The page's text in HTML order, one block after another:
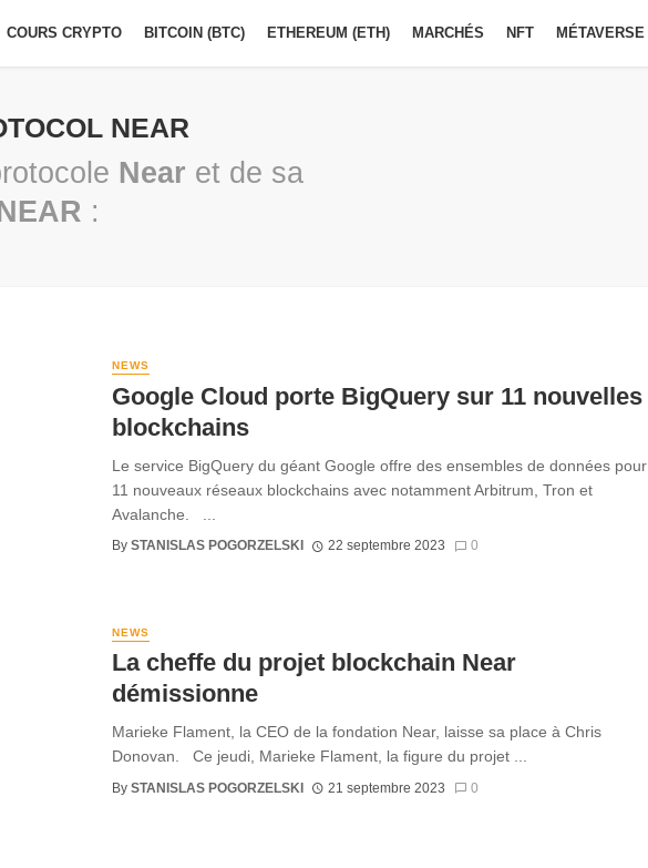
COURS CRYPTO BITCOIN (BTC) ETHEREUM (ETH) MARCHÉS NFT MÉTAVERSE
NEAR
Near et de sa
:
NEWS
Google Cloud porte BigQuery sur 11 nouvelles
blockchains
Le service BigQuery du géant Google offre des ensembles de données pour
11 nouveaux réseaux blockchains avec notamment Arbitrum, Tron et
Avalanche. ...
By STANISLAS POGORZELSKI 22 septembre 2023 0
NEWS
La cheffe du projet blockchain Near
démissionne
Marieke Flament, la CEO de la fondation Near, laisse sa place à Chris
Donovan. Ce jeudi, Marieke Flament, la figure du projet ...
By STANISLAS POGORZELSKI 21 septembre 2023 0